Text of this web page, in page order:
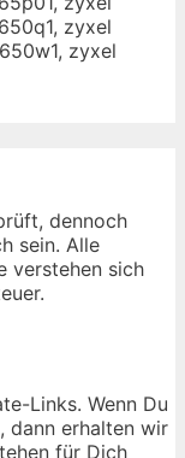
zyxel
zyxel
dennoch
sein. Alle
verstehen sich
Links. Wenn Du
dann erhalten wir
für Dich